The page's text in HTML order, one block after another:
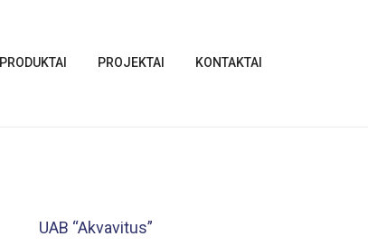
PRODUKTAI PROJEKTAI KONTAKTAI
UAB “Akvavitus”